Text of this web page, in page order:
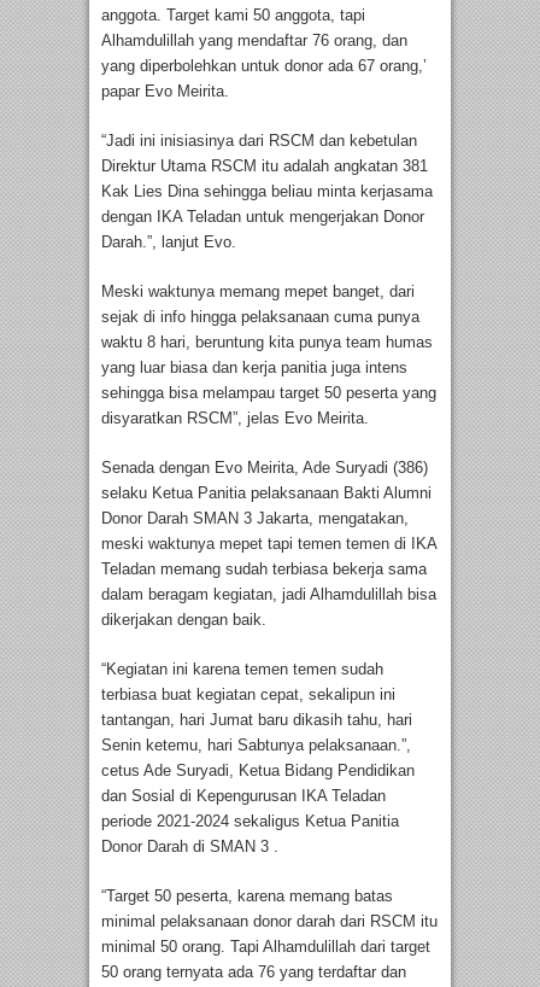
anggota. Target kami 50 anggota, tapi
Alhamdulillah yang mendaftar 76 orang, dan
yang diperbolehkan untuk donor ada 67 orang,’
papar Evo Meirita.
“Jadi ini inisiasinya dari RSCM dan kebetulan
Direktur Utama RSCM itu adalah angkatan 381
Kak Lies Dina sehingga beliau minta kerjasama
dengan IKA Teladan untuk mengerjakan Donor
Darah.”, lanjut Evo.
Meski waktunya memang mepet banget, dari
sejak di info hingga pelaksanaan cuma punya
waktu 8 hari, beruntung kita punya team humas
yang luar biasa dan kerja panitia juga intens
sehingga bisa melampau target 50 peserta yang
disyaratkan RSCM”, jelas Evo Meirita.
Senada dengan Evo Meirita, Ade Suryadi (386)
selaku Ketua Panitia pelaksanaan Bakti Alumni
Donor Darah SMAN 3 Jakarta, mengatakan,
meski waktunya mepet tapi temen temen di IKA
Teladan memang sudah terbiasa bekerja sama
dalam beragam kegiatan, jadi Alhamdulillah bisa
dikerjakan dengan baik.
“Kegiatan ini karena temen temen sudah
terbiasa buat kegiatan cepat, sekalipun ini
tantangan, hari Jumat baru dikasih tahu, hari
Senin ketemu, hari Sabtunya pelaksanaan.”,
cetus Ade Suryadi, Ketua Bidang Pendidikan
dan Sosial di Kepengurusan IKA Teladan
periode 2021-2024 sekaligus Ketua Panitia
Donor Darah di SMAN 3 .
“Target 50 peserta, karena memang batas
minimal pelaksanaan donor darah dari RSCM itu
minimal 50 orang. Tapi Alhamdulillah dari target
50 orang ternyata ada 76 yang terdaftar dan